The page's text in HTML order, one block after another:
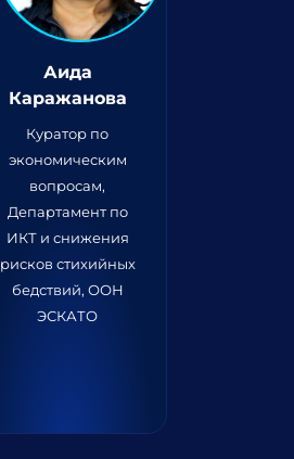
Аида
Каражанова
Куратор по
экономическим
вопросам,
Департамент по
ИКТ и снижения
рисков стихийных
бедствий, ООН
ЭСКАТО